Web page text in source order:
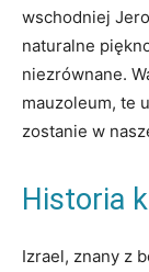
wschodniej
naturalne
niezrównane.
mauzoleum, te
zostanie w
Historia
Izrael, znany z